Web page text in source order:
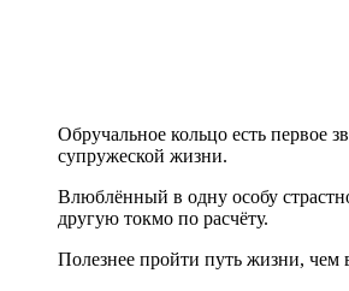
Обручальное кольцо есть первое
супружеской жизни.
Влюблённый в одну особу
другую токмо по расчёту.
Полезнее пройти путь жизни, чем